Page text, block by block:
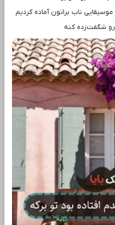
ناب براتون آماده کردیم
شگفت‌زده کنه